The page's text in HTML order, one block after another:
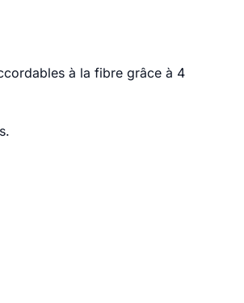
à la fibre grâce à 4